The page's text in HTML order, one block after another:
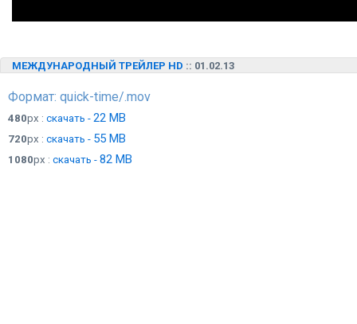
МЕЖДУНАРОДНЫЙ ТРЕЙЛЕР HD :: 01.02.13
Формат: quick-time/.mov
480px : скачать - 22 MB
720px : скачать - 55 MB
1080px : скачать - 82 MB